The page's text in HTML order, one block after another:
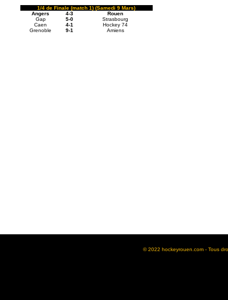
1/4 de Finale (match 1) (Samedi 9 Mars)
Angers
4-3
Rouen
Gap
5-0
Strasbourg
Caen
4-1
Hockey 74
Grenoble
9-1 Amiens
© 2022 hockeyrouen.com - Tous